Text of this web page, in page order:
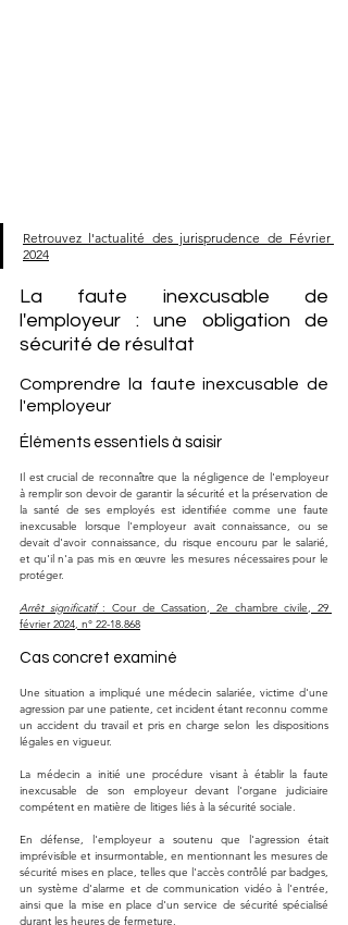
Retrouvez l'actualité des jurisprudence de Février
2024
La faute inexcusable de
l'employeur : une obligation de
sécurité de résultat
Comprendre la faute inexcusable de
l'employeur
Éléments essentiels à saisir
Il est crucial de reconnaître que la négligence de l'employeur
à remplir son devoir de garantir la sécurité et la préservation de
la santé de ses employés est identifiée comme une faute
inexcusable lorsque l'employeur avait connaissance, ou se
devait d'avoir connaissance, du risque encouru par le salarié,
et qu'il n'a pas mis en œuvre les mesures nécessaires pour le
protéger.
Arrêt significatif : Cour de Cassation, 2e chambre civile, 29
février 2024, n° 22-18.868
Cas concret examiné
Une situation a impliqué une médecin salariée, victime d'une
agression par une patiente, cet incident étant reconnu comme
un accident du travail et pris en charge selon les dispositions
légales en vigueur.
La médecin a initié une procédure visant à établir la faute
inexcusable de son employeur devant l'organe judiciaire
compétent en matière de litiges liés à la sécurité sociale.
En défense, l'employeur a soutenu que l'agression était
imprévisible et insurmontable, en mentionnant les mesures de
sécurité mises en place, telles que l'accès contrôlé par badges,
un système d'alarme et de communication vidéo à l'entrée,
ainsi que la mise en place d'un service de sécurité spécialisé
durant les heures de fermeture.